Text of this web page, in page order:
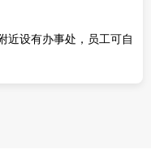
近设有办事处，员工可自